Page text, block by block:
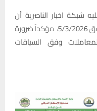
شبكة اخبار الناصرية أن
المراجعة ستكون يوم الخميس الموافق 5/3/2026، مؤكداً ضرورة
وفق السياقات